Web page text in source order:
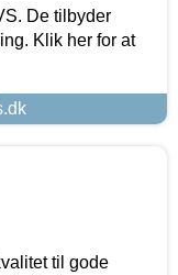
De tilbyder
Klik her for at
til gode